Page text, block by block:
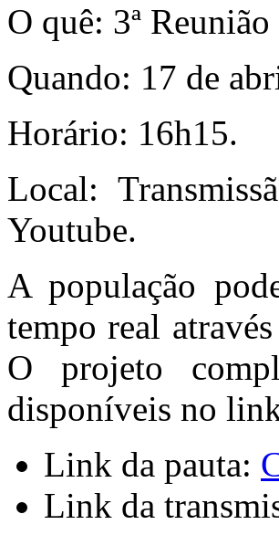
O quê: 3ª
Quando: 17 de
Horário: 16h15.
Local:
Youtube.
A população
tempo real
O projeto
disponíveis no
Link da pauta:
Link da